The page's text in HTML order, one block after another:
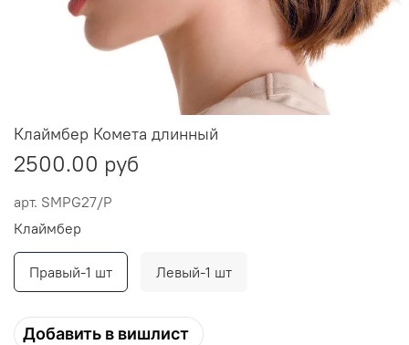
арт. SMPG27/P
Клаймбер Комета длинный
2500.00 руб
Добавить в вишлист
Клаймбер
Правый-1 шт Левый-1 шт